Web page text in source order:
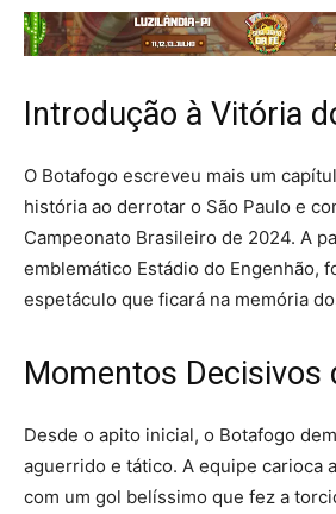
Introdução à Vitória
O Botafogo escreveu mais um
história ao derrotar o São Paulo e
Campeonato Brasileiro de 2024. A
emblemático Estádio do Engenhão,
espetáculo que ficará na memória
Momentos Decisivos
Desde o apito inicial, o Botafogo
aguerrido e tático. A equipe carioca
com um gol belíssimo que fez a